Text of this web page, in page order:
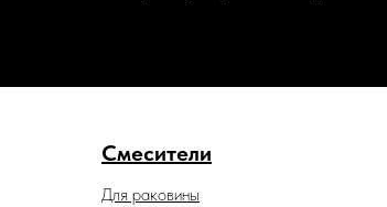
Смесители
Для раковины